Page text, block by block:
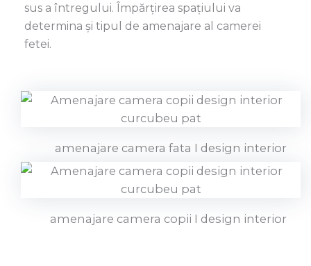
sus a întregului. Împărțirea spațiului va
determina și tipul de amenajare al camerei
fetei.
amenajare camera fata I design interior
amenajare camera copii I design interior